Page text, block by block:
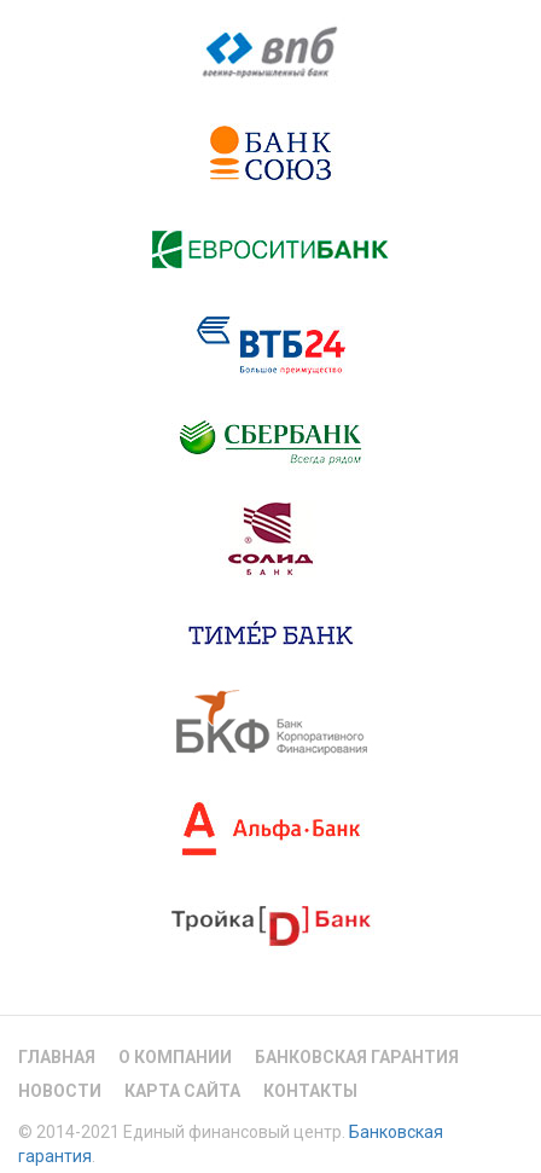
ГЛАВНАЯ О КОМПАНИИ
БАНКОВСКАЯ ГАРАНТИЯ
НОВОСТИ
КАРТА САЙТА КОНТАКТЫ
© 2014-2021 Единый финансовый центр. Банковская
гарантия